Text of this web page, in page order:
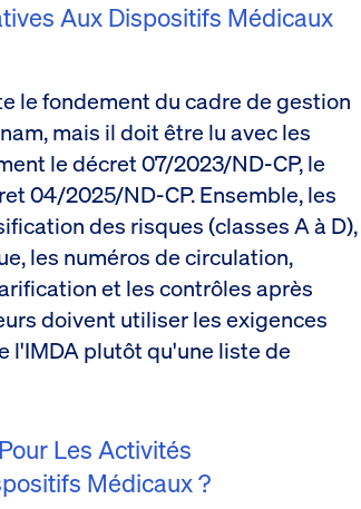
Aux Dispositifs Médicaux
le fondement du cadre de gestion
mais il doit être lu avec les
le décret 07/2023/ND-CP, le
04/2025/ND-CP. Ensemble, les
des risques (classes A à D),
les numéros de circulation,
et les contrôles après
doivent utiliser les exigences
l'IMDA plutôt qu'une liste de
Les Activités
Médicaux ?